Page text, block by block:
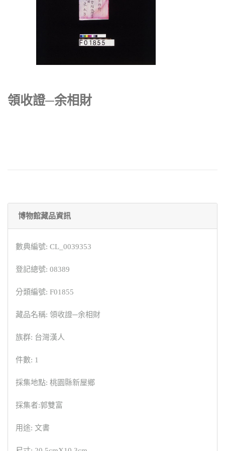
領收證─余相財
博物館藏品資訊
數典編號: CL_0039353
登記總號: 08389
分類編號: F01855
藏品名稱: 領收證─余相財
族群: 台灣漢人
件數: 1
採集地點: 桃園縣新屋鄉
採集者:郭雙富
用途: 文書